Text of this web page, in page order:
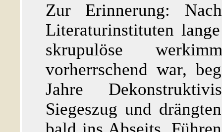
Zur Erinnerung:
Literaturinstituten
skrupulöse
vorherrschend war,
Jahre
Siegeszug und